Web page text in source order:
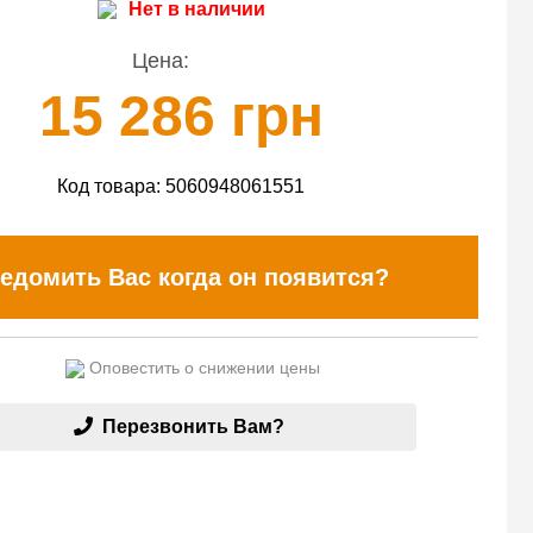
Нет в наличии
Цена:
15 286 грн
Код товара: 5060948061551
Вас когда он появится?
Оповестить о снижении цены
Перезвонить Вам?